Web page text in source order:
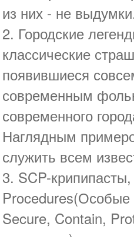
из них - не
2. Городские
классические
появившиеся
современным
современного
Наглядным
служить всем
3. SCP-
Secure, Contain,